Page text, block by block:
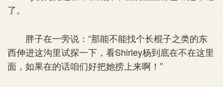
了。
胖子在一旁说：“那能不能找个长棍子之类的东
西伸进这沟里试探一下，看Shirley杨到底在不在这里
面，如果在的话咱们好把她捞上来啊！”